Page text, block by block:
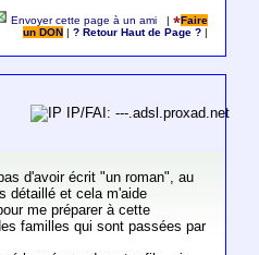
Envoyer cette page à un ami |
Faire
un DON
|? Retour Haut de Page ?
IP/FAI: ---.adsl.proxad.net
d'avoir écrit "un roman", au
détaillé et cela m'aide
me préparer à cette
familles qui sont passées par